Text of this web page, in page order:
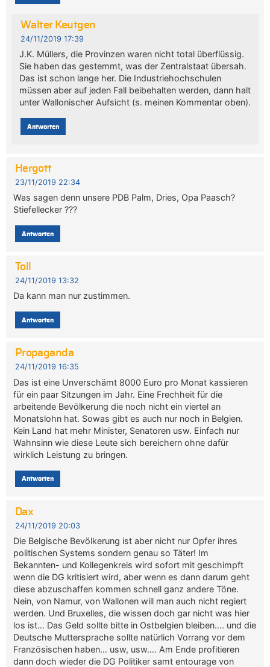
Walter Keutgen
24/11/2019 17:39
J.K. Müllers, die Provinzen waren nicht total überflüssig.
Sie haben das gestemmt, was der Zentralstaat übersah.
Das ist schon lange her. Die Industriehochschulen
müssen aber auf jeden Fall beibehalten werden, dann halt
unter Wallonischer Aufsicht (s. meinen Kommentar oben).
Antworten
Hergott
23/11/2019 22:34
Was sagen denn unsere PDB Palm, Dries, Opa Paasch?
Stiefellecker ???
Antworten
Toll
24/11/2019 13:32
Da kann man nur zustimmen.
Antworten
Propaganda
24/11/2019 16:35
Das ist eine Unverschämt 8000 Euro pro Monat kassieren
für ein paar Sitzungen im Jahr. Eine Frechheit für die
arbeitende Bevölkerung die noch nicht ein viertel an
Monatslohn hat. Sowas gibt es auch nur noch in Belgien.
Kein Land hat mehr Minister, Senatoren usw. Einfach nur
Wahnsinn wie diese Leute sich bereichern ohne dafür
wirklich Leistung zu bringen.
Antworten
Dax
24/11/2019 20:03
Die Belgische Bevölkerung ist aber nicht nur Opfer ihres
politischen Systems sondern genau so Täter! Im
Bekannten- und Kollegenkreis wird sofort mit geschimpft
wenn die DG kritisiert wird, aber wenn es dann darum geht
diese abzuschaffen kommen schnell ganz andere Töne.
Nein, von Namur, von Wallonen will man auch nicht regiert
werden. Und Bruxelles, die wissen doch gar nicht was hier
los ist… Das Geld sollte bitte in Ostbelgien bleiben…. und die
Deutsche Muttersprache sollte natürlich Vorrang vor dem
Französischen haben… usw, usw…. Am Ende profitieren
dann doch wieder die DG Politiker samt entourage von